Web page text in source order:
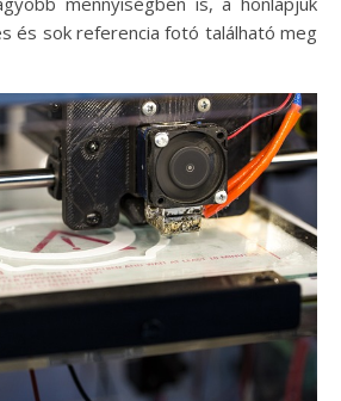
és sok referencia fotó található meg